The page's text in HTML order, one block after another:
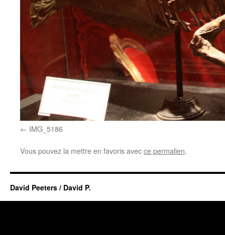
IMG_5186
Vous pouvez la mettre en favoris avecce permalien.
David Peeters / David P.